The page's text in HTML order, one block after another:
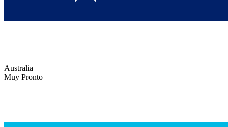
Australia
Muy Pronto